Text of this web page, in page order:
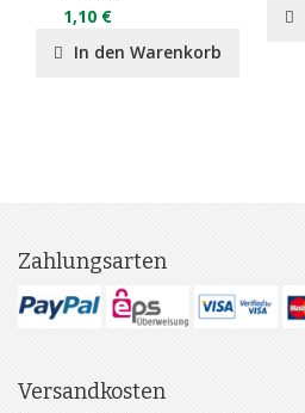
1,10 €
In den Warenkorb
Zahlungsarten
Versandkosten